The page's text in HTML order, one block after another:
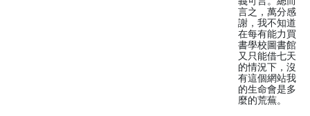
言之，萬分感
謝，我不知道
在每有能力買
書學校圖書館
又只能借七天
的情況下，沒
有這個網站我
的生命會是多
麼的荒蕪。